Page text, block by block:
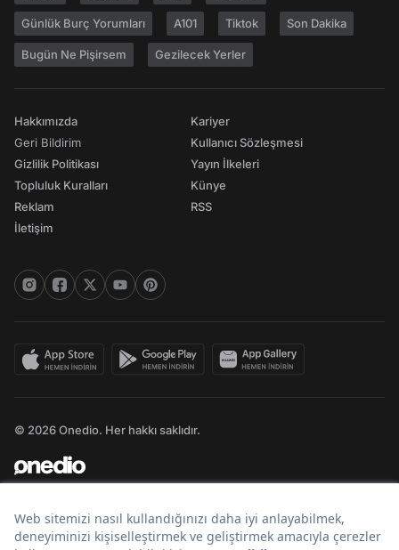
Günlük Burç Yorumları A101 Tiktok Son Dakika
Bugün Ne Pişirsem Gezilecek Yerler
Hakkımızda
Geri Bildirim
Gizlilik Politikası
Topluluk Kuralları
Reklam
İletişim
Kariyer
Kullanıcı Sözleşmesi
Yayın İlkeleri
Künye
RSS
© 2026 Onedio. Her hakkı saklıdır.
Bir markasıdır.